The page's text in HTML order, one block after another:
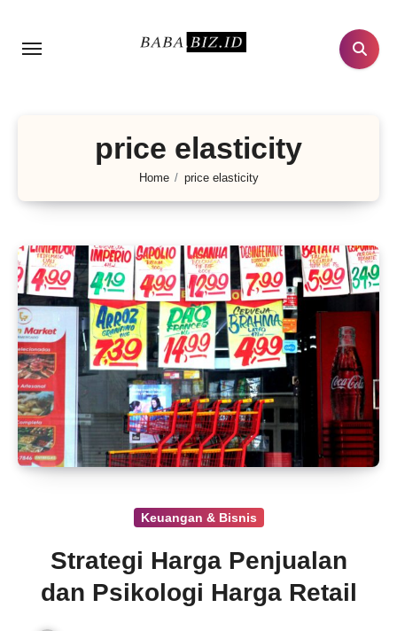
price elasticity
Home price elasticity
Keuangan & Bisnis
Strategi Harga Penjualan
dan Psikologi Harga Retail